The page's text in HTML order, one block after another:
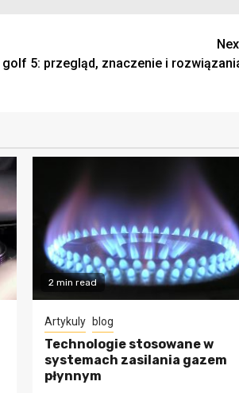
golf 5: przegląd, znaczenie i
2 min read
Artykuly blog
Technologie stosowane w
systemach zasilania gazem
płynnym